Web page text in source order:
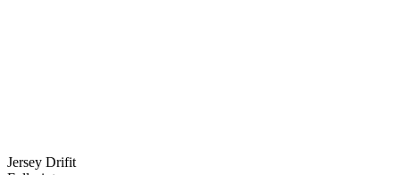
Jersey Drifit